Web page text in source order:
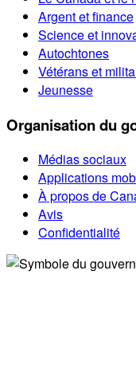
Argent et finance
Science et
Autochtones
Vétérans et
Jeunesse
Organisation du
Médias sociaux
Applications
À propos de
Avis
Confidentialité